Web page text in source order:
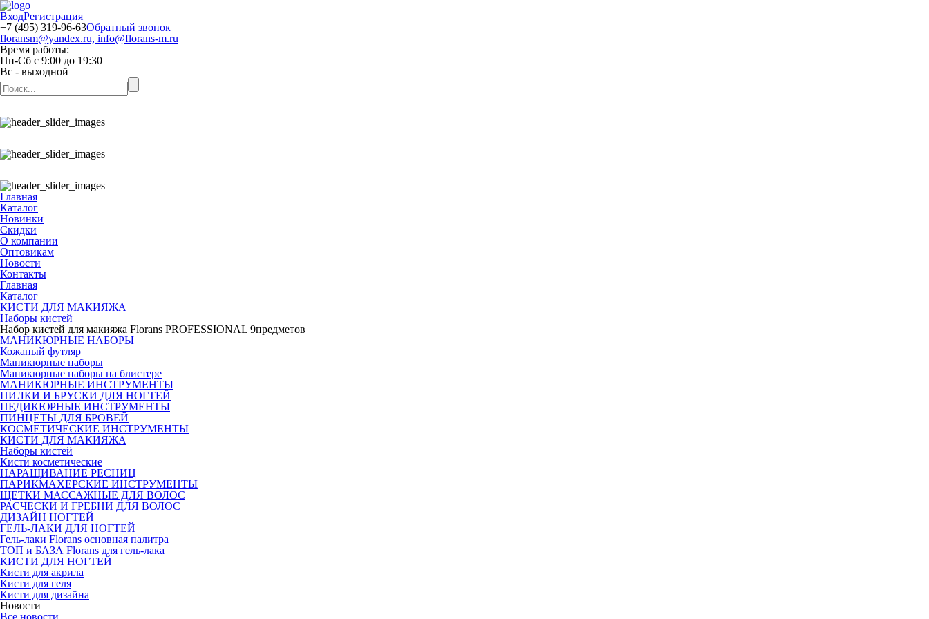
ВходРегистрация
+7 (495) 319-96-63Обратный звонок
floransm@yandex.ru, info@florans-m.ru
Время работы:
Пн-Сб с 9:00 до 19:30
Вс - выходной
Главная
Каталог
Новинки
Скидки
О компании
Оптовикам
Новости
Контакты
Главная
Каталог
КИСТИ ДЛЯ МАКИЯЖА
Наборы кистей
Набор кистей для макияжа Florans PROFESSIONAL 9предметов
МАНИКЮРНЫЕ НАБОРЫ
Кожаный футляр
Маникюрные наборы
Маникюрные наборы на блистере
МАНИКЮРНЫЕ ИНСТРУМЕНТЫ
ПИЛКИ И БРУСКИ ДЛЯ НОГТЕЙ
ПЕДИКЮРНЫЕ ИНСТРУМЕНТЫ
ПИНЦЕТЫ ДЛЯ БРОВЕЙ
КОСМЕТИЧЕСКИЕ ИНСТРУМЕНТЫ
КИСТИ ДЛЯ МАКИЯЖА
Наборы кистей
Кисти косметические
НАРАЩИВАНИЕ РЕСНИЦ
ПАРИКМАХЕРСКИЕ ИНСТРУМЕНТЫ
ЩЕТКИ МАССАЖНЫЕ ДЛЯ ВОЛОС
РАСЧЕСКИ И ГРЕБНИ ДЛЯ ВОЛОС
ДИЗАЙН НОГТЕЙ
ГЕЛЬ-ЛАКИ ДЛЯ НОГТЕЙ
Гель-лаки Florans основная палитра
ТОП и БАЗА Florans для гель-лака
КИСТИ ДЛЯ НОГТЕЙ
Кисти для акрила
Кисти для геля
Кисти для дизайна
Новости
Все новости